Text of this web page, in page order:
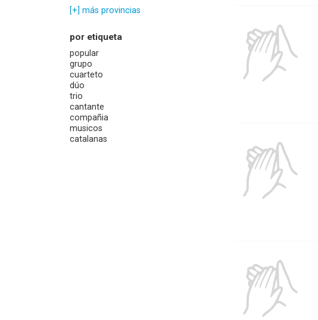
[+] más provincias
por etiqueta
popular
grupo
cuarteto
dúo
trio
cantante
compañia
musicos
catalanas